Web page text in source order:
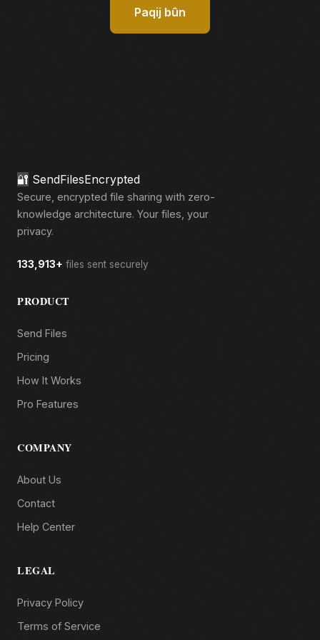
Paqij bûn
🔐 SendFilesEncrypted
Secure, encrypted file sharing with zero-
knowledge architecture. Your files, your
privacy.
133,913+ files sent securely
PRODUCT
Send Files
Pricing
How It Works
Pro Features
COMPANY
About Us
Contact
Help Center
LEGAL
Privacy Policy
Terms of Service